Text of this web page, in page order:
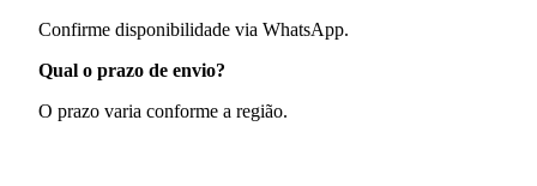
Confirme disponibilidade via WhatsApp.
Qual o prazo de envio?
O prazo varia conforme a região.